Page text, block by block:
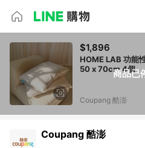
商品已
$1,896
HOME LAB 功能性過
50 x 70cm 4個
Coupang 酷澎
Coupang 酷澎